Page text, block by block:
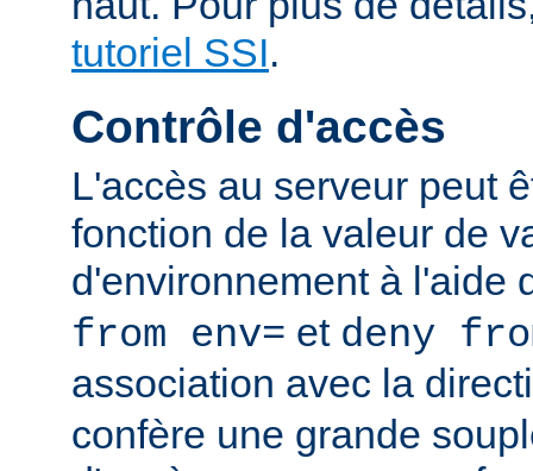
tutoriel SSI.
Contrôle d'accès
L'accès au serveur peut
fonction de la valeur de
d'environnement à l'aide
from env= et deny
association avec la
confère une grande